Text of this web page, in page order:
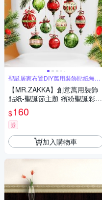
聖誕居家布置DIY萬用裝飾貼紙無痕
牆貼
【MR.ZAKKA】創意萬用裝飾
貼紙-聖誕節主題 繽紛聖誕彩球
居家節慶布置 DIY可移式壁貼
無痕壁貼 牆貼
$160
券
加入購物車